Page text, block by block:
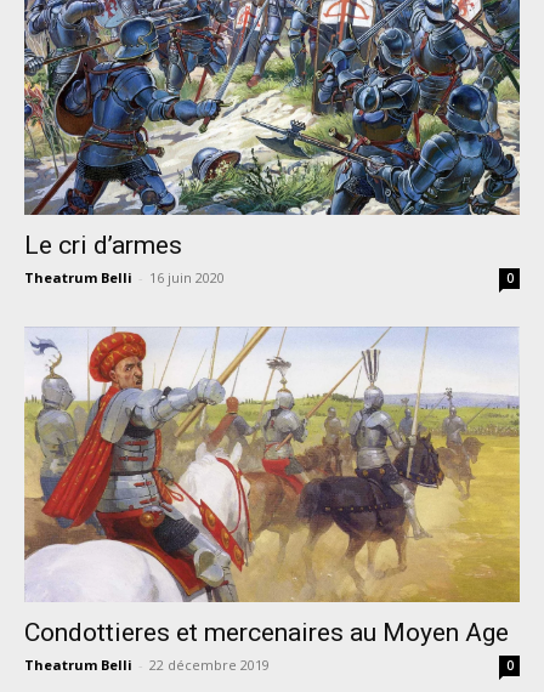
Le cri d’armes
Theatrum Belli - 16 juin 2020 0
Condottieres et mercenaires au Moyen Age
Theatrum Belli - 22 décembre 2019 0